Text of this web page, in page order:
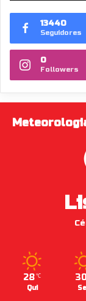
13440
Seguidores
0
Followers
28 ℃
Qui
30